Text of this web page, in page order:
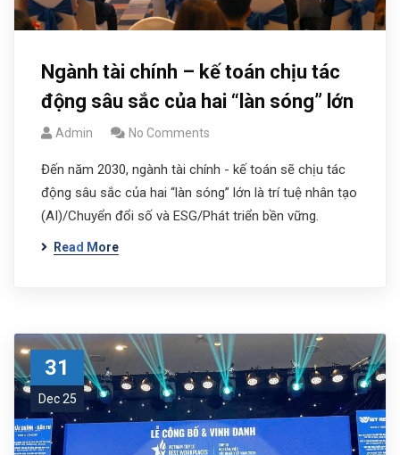
Ngành tài chính – kế toán chịu tác
động sâu sắc của hai “làn sóng” lớn
Admin No Comments
Đến năm 2030, ngành tài chính - kế toán sẽ chịu tác
động sâu sắc của hai “làn sóng” lớn là trí tuệ nhân tạo
(AI)/Chuyển đổi số và ESG/Phát triển bền vững.
Read More
31
Dec 25